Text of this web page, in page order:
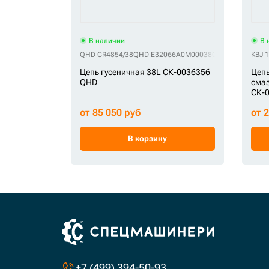
В наличии
QHD CR4854/38QHD E32066A0M00038 QHD FT3599/38
Цепь гусеничная 38L СК-0036356
QHD
от 85 050 руб
В корзину
В
KBJ
СК-
от